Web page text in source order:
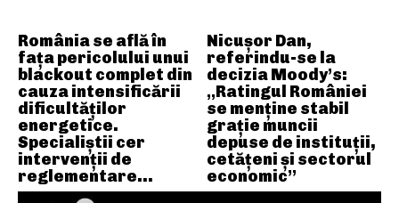
România se află în
fața pericolului unui
blackout complet din
cauza intensificării
dificultăților
energetice.
Specialiștii cer
intervenții de
reglementare…
Nicușor Dan,
referindu-se la
decizia Moody’s:
„Ratingul României
se menține stabil
grație muncii
depuse de instituții,
cetățeni și sectorul
economic”